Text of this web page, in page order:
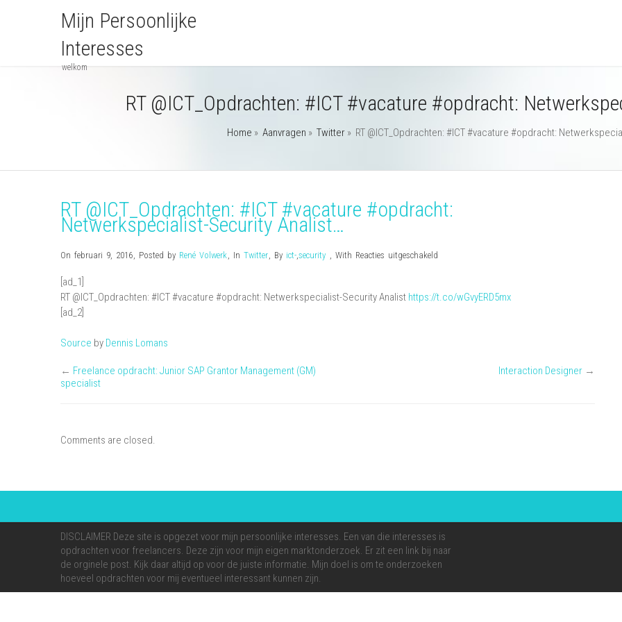
Mijn Persoonlijke
Interesses
welkom
RT @ICT_Opdrachten: #ICT #vacature #opdracht:
Home » Aanvragen » Twitter» RT @ICT_Opdrachten: #ICT #vacature #opdracht:
RT @ICT_Opdrachten: #ICT #vacature #opdracht:
Netwerkspecialist-Security Analist…
On februari 9, 2016, Posted by René Volwerk, In Twitter, By ict-,security , With Reacties uitgeschakeld
[ad_1]
RT @ICT_Opdrachten: #ICT #vacature #opdracht: Netwerkspecialist-Security Analist https://t.co/wGvyERD5mx
[ad_2]
Source by Dennis Lomans
← Freelance opdracht: Junior SAP Grantor Management (GM)
specialist
Interaction Designer →
Comments are closed.
DISCLAIMER Deze site is opgezet voor mijn persoonlijke interesses. Een van die interesses is
opdrachten voor freelancers. Deze zijn voor mijn eigen marktonderzoek. Er zit een link bij naar
de orginele post. Kijk daar altijd op voor de juiste informatie. Mijn doel is om te onderzoeken
hoeveel opdrachten voor mij eventueel interessant kunnen zijn.